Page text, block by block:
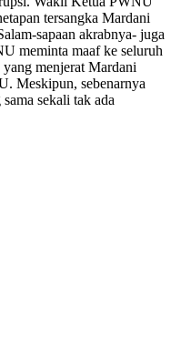
tersangka Mardani
sapaan akrabnya- juga
meminta maaf ke seluruh
menjerat Mardani
Meskipun, sebenarnya
sekali tak ada